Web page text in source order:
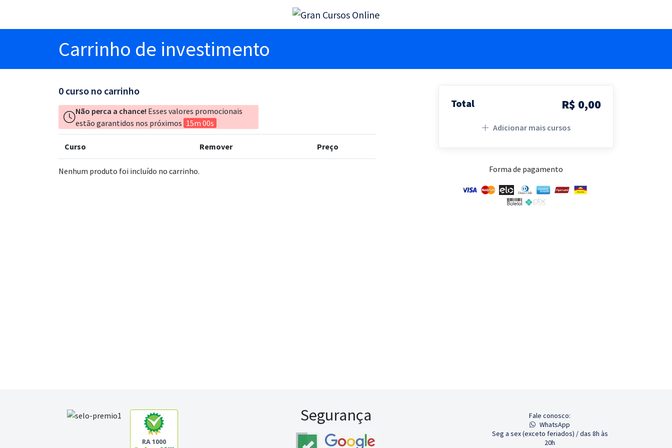
Carrinho de investimento
0 curso no carrinho
Não perca a chance! Esses valores promocionais
estão garantidos nos próximos 15m 00s
Curso Remover Preço
Nenhum produto foi incluído no carrinho.
Total R$ 0,00
Adicionar mais cursos
Forma de pagamento
RA 1000
Segurança
Fale conosco:
WhatsApp
Seg a sex (exceto feriados) / das 8h às
20h